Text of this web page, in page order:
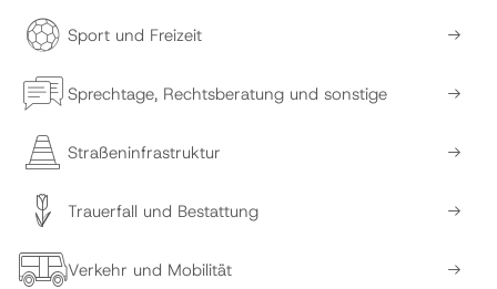
Sport und Freizeit
Sprechtage, Rechtsberatung und sonstige
Straßeninfrastruktur
Trauerfall und Bestattung
Verkehr und Mobilität